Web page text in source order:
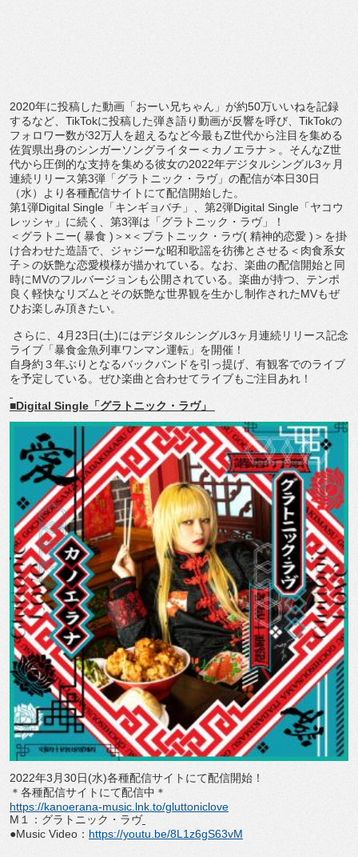
2020年に投稿した動画「おーい兄ちゃん」が約50万いいねを記録
するなど、 TikTokに投稿した弾き語り動画が反響を呼び TikTokの
フォロワー数が32万人を超えるなど今最もZ世代から注目を集める
佐賀県出身のシンガーソングライター＜ カノエラナ＞。そんなZ世
代から圧倒的な支持を集める彼女の2022年デジタルシングル3ヶ月
連続リリース第3弾「グラトニック・ラヴ」の配信が本日30日
（水）
より各種配信サイトにて配信開始した。
第1弾Digital Single 「キンギョバチ」、第2弾Digital Single 「ヤコウ
レッシャ」に続く、第3弾は「グラトニック・ラヴ」！
＜グラトニー( 暴食 ) ＞×＜プラトニック・ラヴ( 精神的恋愛 ) ＞を掛
け合わせた造語で、 ジャジーな昭和歌謡を彷彿とさせる＜肉食系女
子＞の妖艶な恋愛模様が描かれている。なお、楽曲の配信開始と同
時にMVのフルバージョンも公開されている。楽曲が持つ、 テンポ
良く軽快なリズムとその妖艶な世界観を生かし制作されたMVもぜ
ひお楽しみ頂きたい。
さらに、 4月 23日(土)にはデジタルシングル3ヶ月連続リリ ース記念
ライブ「暴食金魚列車ワンマン運転」を開催！
自身約３年ぶりとなるバックバンドを引っ提げ、 有観客でのライブ
を予定している。 ぜひ楽曲と合わせてライブもご注目あれ！
■Digital Single 「グラトニック・ラヴ」
2022年3 月30日(水)各種配信サイトにて配信開始！
＊各種配信サイトにて配信中＊
https://kanoerana-music.lnk. to/gluttoniclove
M １：グラトニック・ラヴ
●Music Video ： https://youtu.be/8L1z6gS63vM